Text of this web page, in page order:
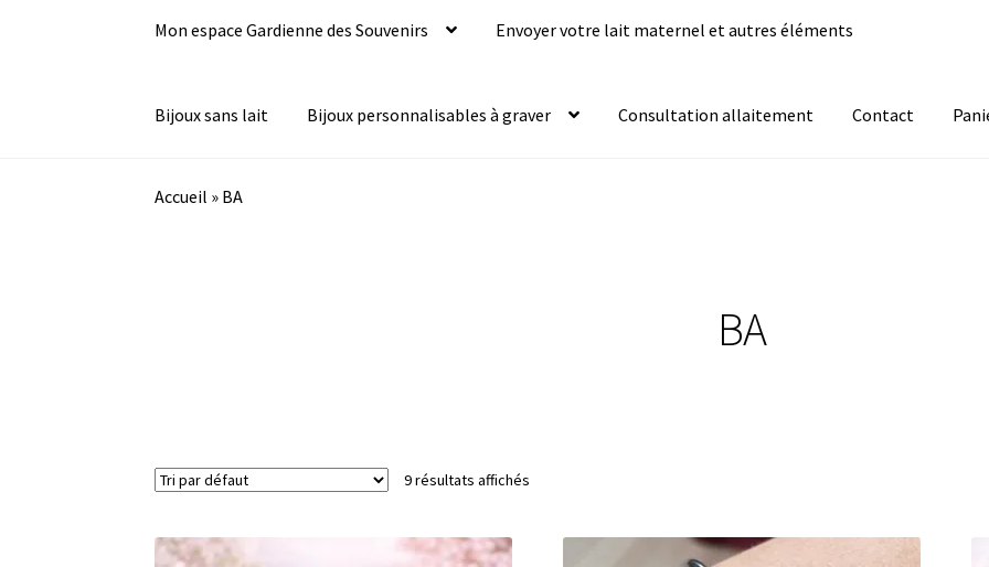
Mon espace Gardienne des Souvenirs Envoyer votre lait maternel et autres éléments
Bijoux sans lait Bijoux personnalisables à graver Consultation allaitement Contact
Accueil » BA
BA
9 résultats affichés